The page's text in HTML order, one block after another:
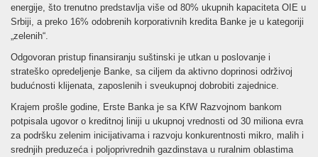
energije, što trenutno predstavlja više od 80% ukupnih kapaciteta OIE u
Srbiji, a preko 16% odobrenih korporativnih kredita Banke je u kategoriji
„zelenih“.
Odgovoran pristup finansiranju suštinski je utkan u poslovanje i
strateško opredeljenje Banke, sa ciljem da aktivno doprinosi održivoj
budućnosti klijenata, zaposlenih i sveukupnoj dobrobiti zajednice.
Krajem prošle godine, Erste Banka je sa KfW Razvojnom bankom
potpisala ugovor o kreditnoj liniji u ukupnoj vrednosti od 30 miliona evra
za podršku zelenim inicijativama i razvoju konkurentnosti mikro, malih i
srednjih preduzeća i poljoprivrednih gazdinstava u ruralnim oblastima